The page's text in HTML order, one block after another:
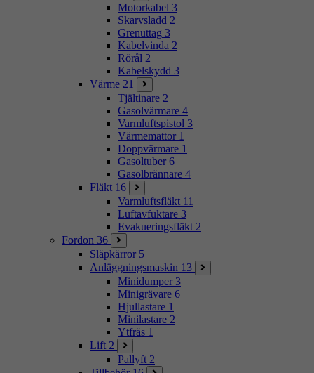
Motorkabel 3
Skarvsladd 2
Grenuttag 3
Kabelvinda 2
Rörål 2
Kabelskydd 3
Värme 21
Tjältinare 2
Gasolvärmare 4
Varmluftspistol 3
Värmemattor 1
Doppvärmare 1
Gasoltuber 6
Gasolbrännare 4
Fläkt 16
Varmluftsfläkt 11
Luftavfuktare 3
Evakueringsfläkt 2
Fordon 36
Släpkärror 5
Anläggningsmaskin 13
Minidumper 3
Minigrävare 6
Hjullastare 1
Minilastare 2
Ytfräs 1
Lift 2
Pallyft 2